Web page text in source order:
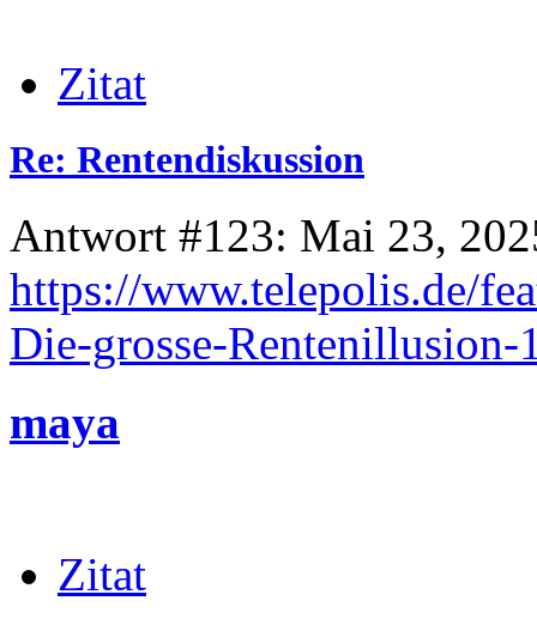
Zitat
Re: Rentendiskussion
Antwort #123: Mai 23,
https://www.telepolis.de/
Die-grosse-
maya
Zitat